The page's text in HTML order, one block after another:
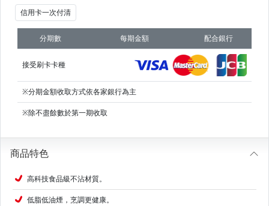
信用卡一次付清
分期數 每期金額 配合銀行
接受刷卡卡種
※分期金額收取方式依各家銀行為主
※除不盡餘數於第一期收取
商品特色
高科技食品級不沾材質。
低脂低油煙，烹調更健康。